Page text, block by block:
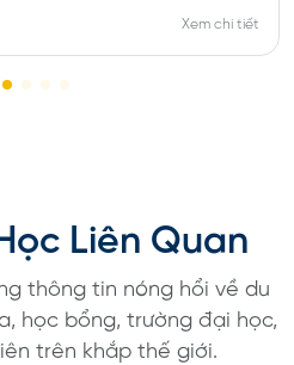
Xem chi tiết
Liên Quan
thông tin nóng hổi về du
học bổng, trường đại học,
trên khắp thế giới.